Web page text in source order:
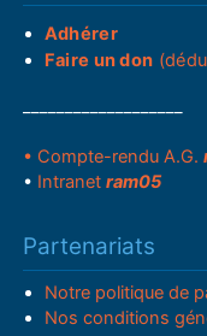
Adhérer
Faire un don
• Compte-rendu A.G.
• Intranetram05
Partenariats
Notre politique de
Nos conditions